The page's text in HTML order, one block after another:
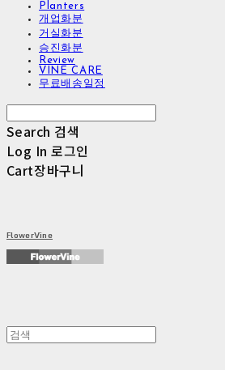
Planters
개업화분
거실화분
승진화분
Review
VINE CARE
무료배송일정
Search 검색
Log In 로그인
Cart장바구니
FlowerVine